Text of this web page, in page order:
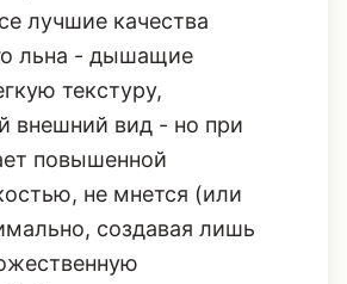
лучшие качества
льна - дышащие
текстуру,
внешний вид - но при
повышенной
не мнется (или
создавая лишь